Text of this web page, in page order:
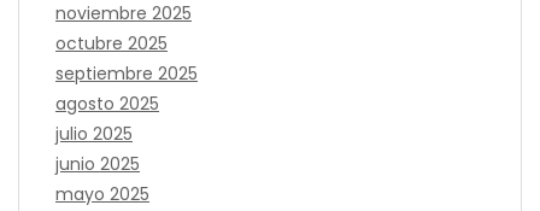
noviembre 2025
octubre 2025
septiembre 2025
agosto 2025
julio 2025
junio 2025
mayo 2025